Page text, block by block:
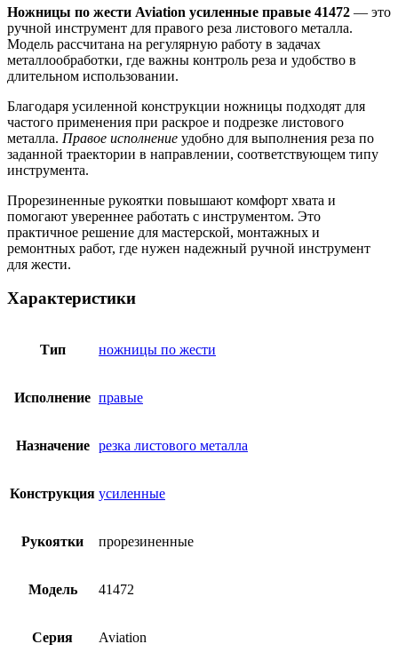
Ножницы по жести Aviation усиленные правые 41472 — это
ручной инструмент для правого реза листового металла.
Модель рассчитана на регулярную работу в задачах
металлообработки, где важны контроль реза и удобство в
длительном использовании.
Благодаря усиленной конструкции ножницы подходят для
частого применения при раскрое и подрезке листового
металла. Правое исполнение удобно для выполнения реза по
заданной траектории в направлении, соответствующем типу
инструмента.
Прорезиненные рукоятки повышают комфорт хвата и
помогают увереннее работать с инструментом. Это
практичное решение для мастерской, монтажных и
ремонтных работ, где нужен надежный ручной инструмент
для жести.
Характеристики
Тип ножницы по жести
Исполнение правые
Назначение резка листового металла
Конструкция усиленные
Рукоятки прорезиненные
Модель 41472
Серия Aviation